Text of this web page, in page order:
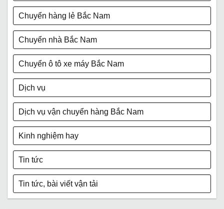
Chuyển hàng lẻ Bắc Nam
Chuyển nhà Bắc Nam
Chuyển ô tô xe máy Bắc Nam
Dịch vụ
Dịch vụ vận chuyển hàng Bắc Nam
Kinh nghiệm hay
Tin tức
Tin tức, bài viết vận tải